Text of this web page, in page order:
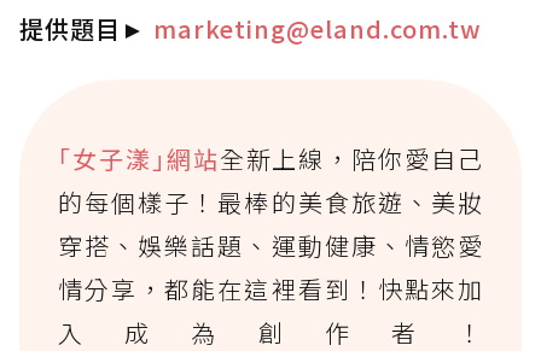
提供題目 ► marketing@eland.com.tw
｢女子漾｣網站全新上線，陪你愛自己
的每個樣子！最棒的美食旅遊、美妝
穿搭、娛樂話題、運動健康、情慾愛
情分享，都能在這裡看到！快點來加
入成為創作者！